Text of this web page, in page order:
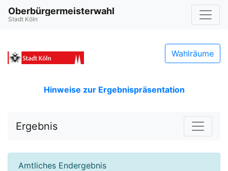
Oberbürgermeisterwahl
Stadt Köln
Wahlräume
Hinweise zur Ergebnispräsentation
Ergebnis
Amtliches Endergebnis